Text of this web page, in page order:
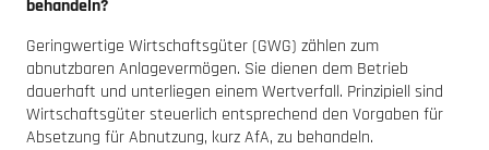
behandeln?
Geringwertige Wirtschaftsgüter (GWG) zählen zum
abnutzbaren Anlagevermögen. Sie dienen dem Betrieb
dauerhaft und unterliegen einem Wertverfall. Prinzipiell sind
Wirtschaftsgüter steuerlich entsprechend den Vorgaben für
Absetzung für Abnutzung, kurz AfA, zu behandeln.